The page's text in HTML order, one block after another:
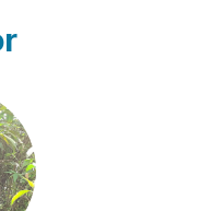
까? 하레 지엠은
오지의 몽족 마
다. 그리고 그녀
유대감을 쌓는다.
밤, 디가 동년배